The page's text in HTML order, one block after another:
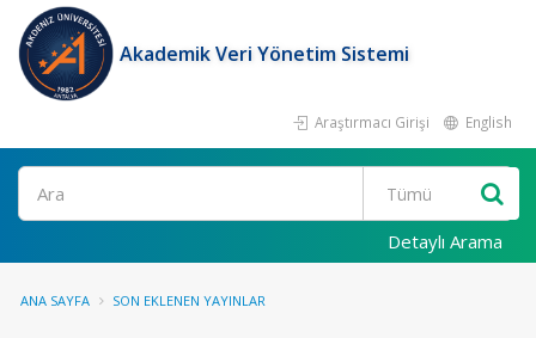
Akademik Veri Yönetim Sistemi
Araştırmacı Girişi English
Ara
Detaylı Arama
ANA SAYFA SON EKLENEN YAYINLAR